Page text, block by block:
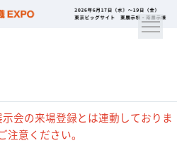
会の来場登録とは連動しておりま
注意ください。